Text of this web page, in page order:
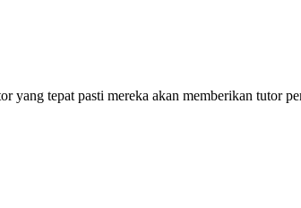
tepat pasti mereka akan memberikan tutor